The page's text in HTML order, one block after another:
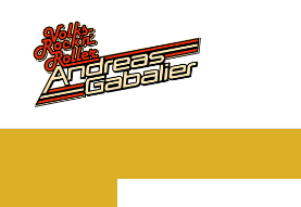
Inhalt